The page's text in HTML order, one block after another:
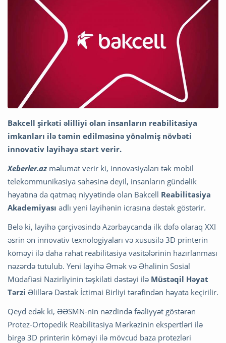
Bakcell şirkəti əlilliyi olan insanların reabilitasiya
imkanları ilə təmin edilməsinə yönəlmiş növbəti
innovativ layihəyə start verir.
Xeberler.az məlumat verir ki, innovasiyaları tək mobil
telekommunikasiya sahəsinə deyil, insanların gündəlik
həyatına da qatmaq niyyətində olan Bakcell Reabilitasiya
Akademiyası adlı yeni layihənin icrasına dəstək göstərir.
Belə ki, layihə çərçivəsində Azərbaycanda ilk dəfə olaraq XXI
əsrin ən innovativ texnologiyaları və xüsusilə 3D printerin
köməyi ilə daha rahat reabilitasiya vasitələrinin hazırlanması
nəzərdə tutulub. Yeni layihə Əmək və Əhalinin Sosial
Müdafiəsi Nazirliyinin təşkilati dəstəyi ilə Müstəqil Həyat
Tərzi Əlillərə Dəstək İctimai Birliyi tərəfindən həyata keçirilir.
Qeyd edək ki, ƏƏSMN-nin nəzdində fəaliyyət göstərən
Protez-Ortopedik Reabilitasiya Mərkəzinin ekspertləri ilə
birgə 3D printerin köməyi ilə mövcud baza protezləri